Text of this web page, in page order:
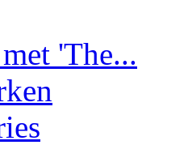
'The...